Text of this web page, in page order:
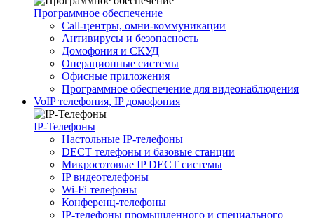
Программное обеспечение
Call-центры, омни-коммуникации
Антивирусы и безопасность
Домофония и СКУД
Операционные системы
Офисные приложения
Программное обеспечение для видеонаблюдения
VoIP телефония, IP домофония
IP-Телефоны
Настольные IP-телефоны
DECT телефоны и базовые станции
Микросотовые IP DECT системы
IP видеотелефоны
Wi-Fi телефоны
Конференц-телефоны
IP-телефоны промышленного и специального